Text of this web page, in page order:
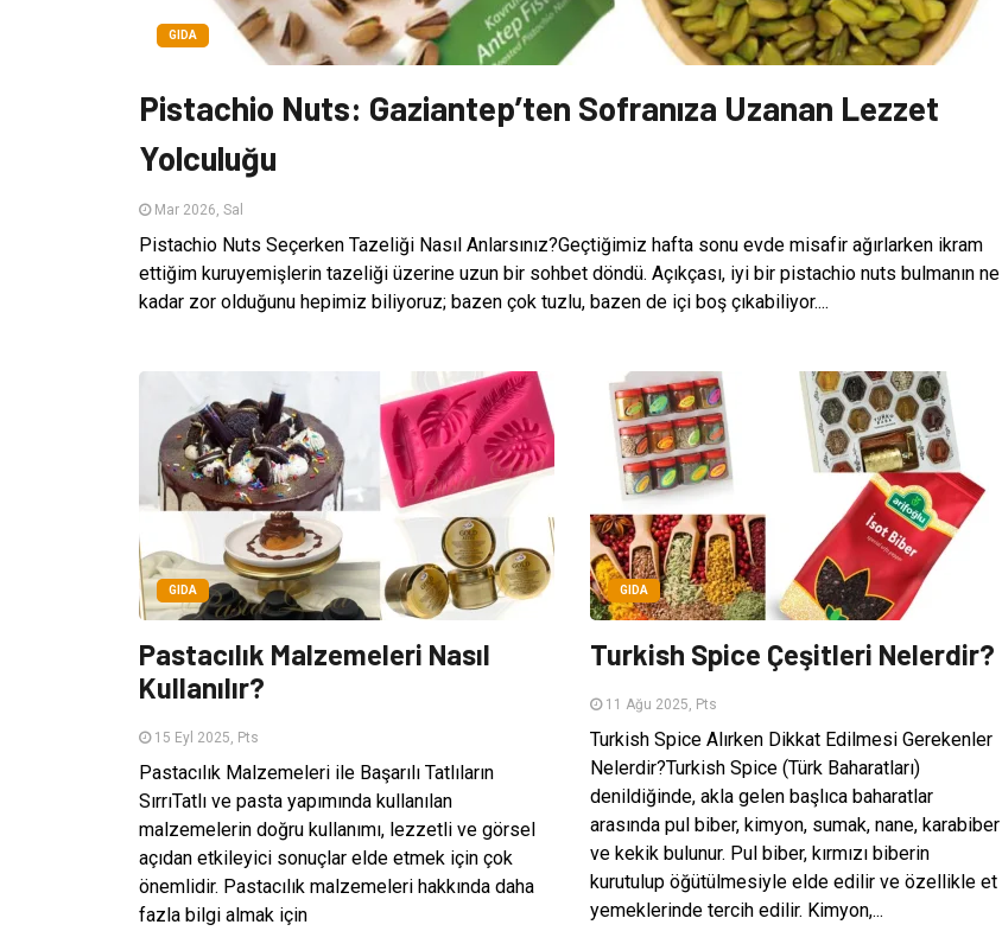
GIDA
Pistachio Nuts: Gaziantep’ten Sofranıza Uzanan Lezzet
Yolculuğu
Mar 2026, Sal
Pistachio Nuts Seçerken Tazeliği Nasıl Anlarsınız?Geçtiğimiz hafta sonu evde misafir ağırlarken ikram
ettiğim kuruyemişlerin tazeliği üzerine uzun bir sohbet döndü. Açıkçası, iyi bir pistachio nuts bulmanın ne
kadar zor olduğunu hepimiz biliyoruz; bazen çok tuzlu, bazen de içi boş çıkabiliyor....
GIDA
Pastacılık Malzemeleri Nasıl
Kullanılır?
15 Eyl 2025, Pts
Pastacılık Malzemeleri ile Başarılı Tatlıların
SırrıTatlı ve pasta yapımında kullanılan
malzemelerin doğru kullanımı, lezzetli ve görsel
açıdan etkileyici sonuçlar elde etmek için çok
önemlidir. Pastacılık malzemeleri hakkında daha
fazla bilgi almak için
GIDA
Turkish Spice Çeşitleri Nelerdir?
11 Ağu 2025, Pts
Turkish Spice Alırken Dikkat Edilmesi Gerekenler
Nelerdir?Turkish Spice (Türk Baharatları)
denildiğinde, akla gelen başlıca baharatlar
arasında pul biber, kimyon, sumak, nane, karabiber
ve kekik bulunur. Pul biber, kırmızı biberin
kurutulup öğütülmesiyle elde edilir ve özellikle et
yemeklerinde tercih edilir. Kimyon,...